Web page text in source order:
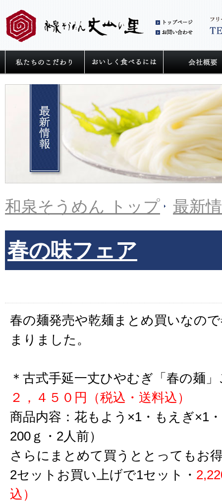
和
お
私たちの麺へのこだわり
和泉そうめん トップ 最新
春の味フェア
春の麺発売や乾麺まとめ買いなの
まりました。
＊古式手延一丈ひやむぎ「春の麺
２，４５０円（税込・送料込）
商品内容：花もよう×1・もえぎ×1
200ｇ・2人前）
さらにまとめて買うととってもお
2セットお買い上げで1セット・
込）